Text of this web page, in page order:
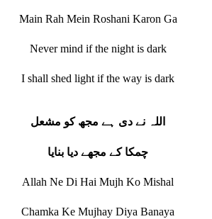
Main Rah Mein Roshani Karon Ga
Never mind if the night is dark
I shall shed light if the way is dark
اللہ نے دی ہے مجھ کو مشعل
چمکا کے مجھے دیا بنایا
Allah Ne Di Hai Mujh Ko Mishal
Chamka Ke Mujhay Diya Banaya